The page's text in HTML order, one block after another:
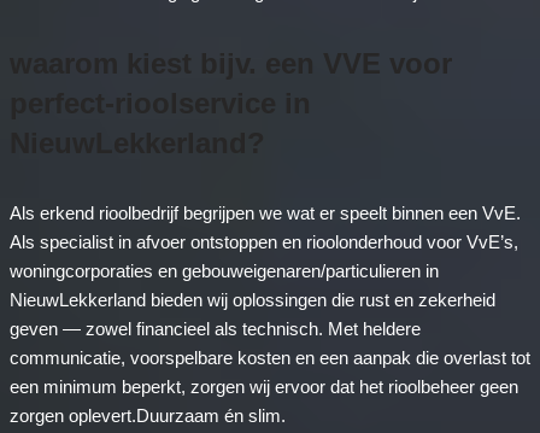
waarom kiest bijv. een VVE voor
perfect-rioolservice in
Als erkend rioolbedrijf begrijpen we wat er speelt binnen een VvE.
Als specialist in afvoer ontstoppen en rioolonderhoud voor VvE’s,
woningcorporaties en gebouweigenaren/particulieren in
NieuwLekkerland bieden wij oplossingen die rust en zekerheid
geven — zowel financieel als technisch. Met heldere
communicatie, voorspelbare kosten en een aanpak die overlast tot
een minimum beperkt, zorgen wij ervoor dat het rioolbeheer geen
zorgen oplevert.Duurzaam én slim.